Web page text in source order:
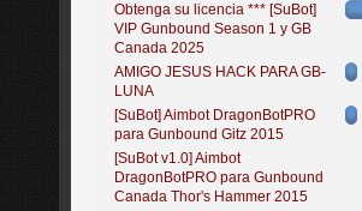
Obtenga su licencia *** [SuBot]
VIP Gunbound Season 1 y GB
Canada 2025
AMIGO JESUS HACK PARA GB-
LUNA
[SuBot] Aimbot DragonBotPRO
para Gunbound Gitz 2015
[SuBot v1.0] Aimbot
DragonBotPRO para Gunbound
Canada Thor's Hammer 2015